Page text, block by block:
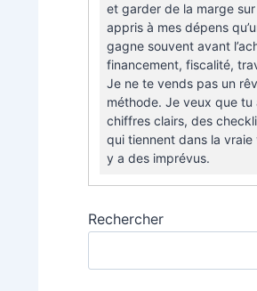
et garder de la marge sur
appris à mes dépens
gagne souvent avant
financement, fiscalité,
Je ne te vends pas un
méthode. Je veux que
chiffres clairs, des
qui tiennent dans la
y a des imprévus.
Rechercher